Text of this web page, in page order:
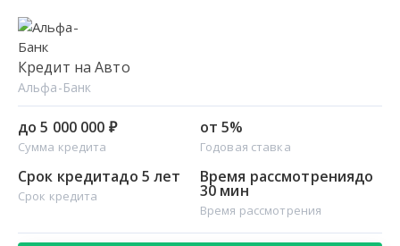
Кредит на Авто
Альфа-Банк
до 5 000 000 ₽
Сумма кредита
от 5%
Годовая ставка
Срок кредитадо 5 лет
Срок кредита
Время рассмотрениядо
30 мин
Время рассмотрения